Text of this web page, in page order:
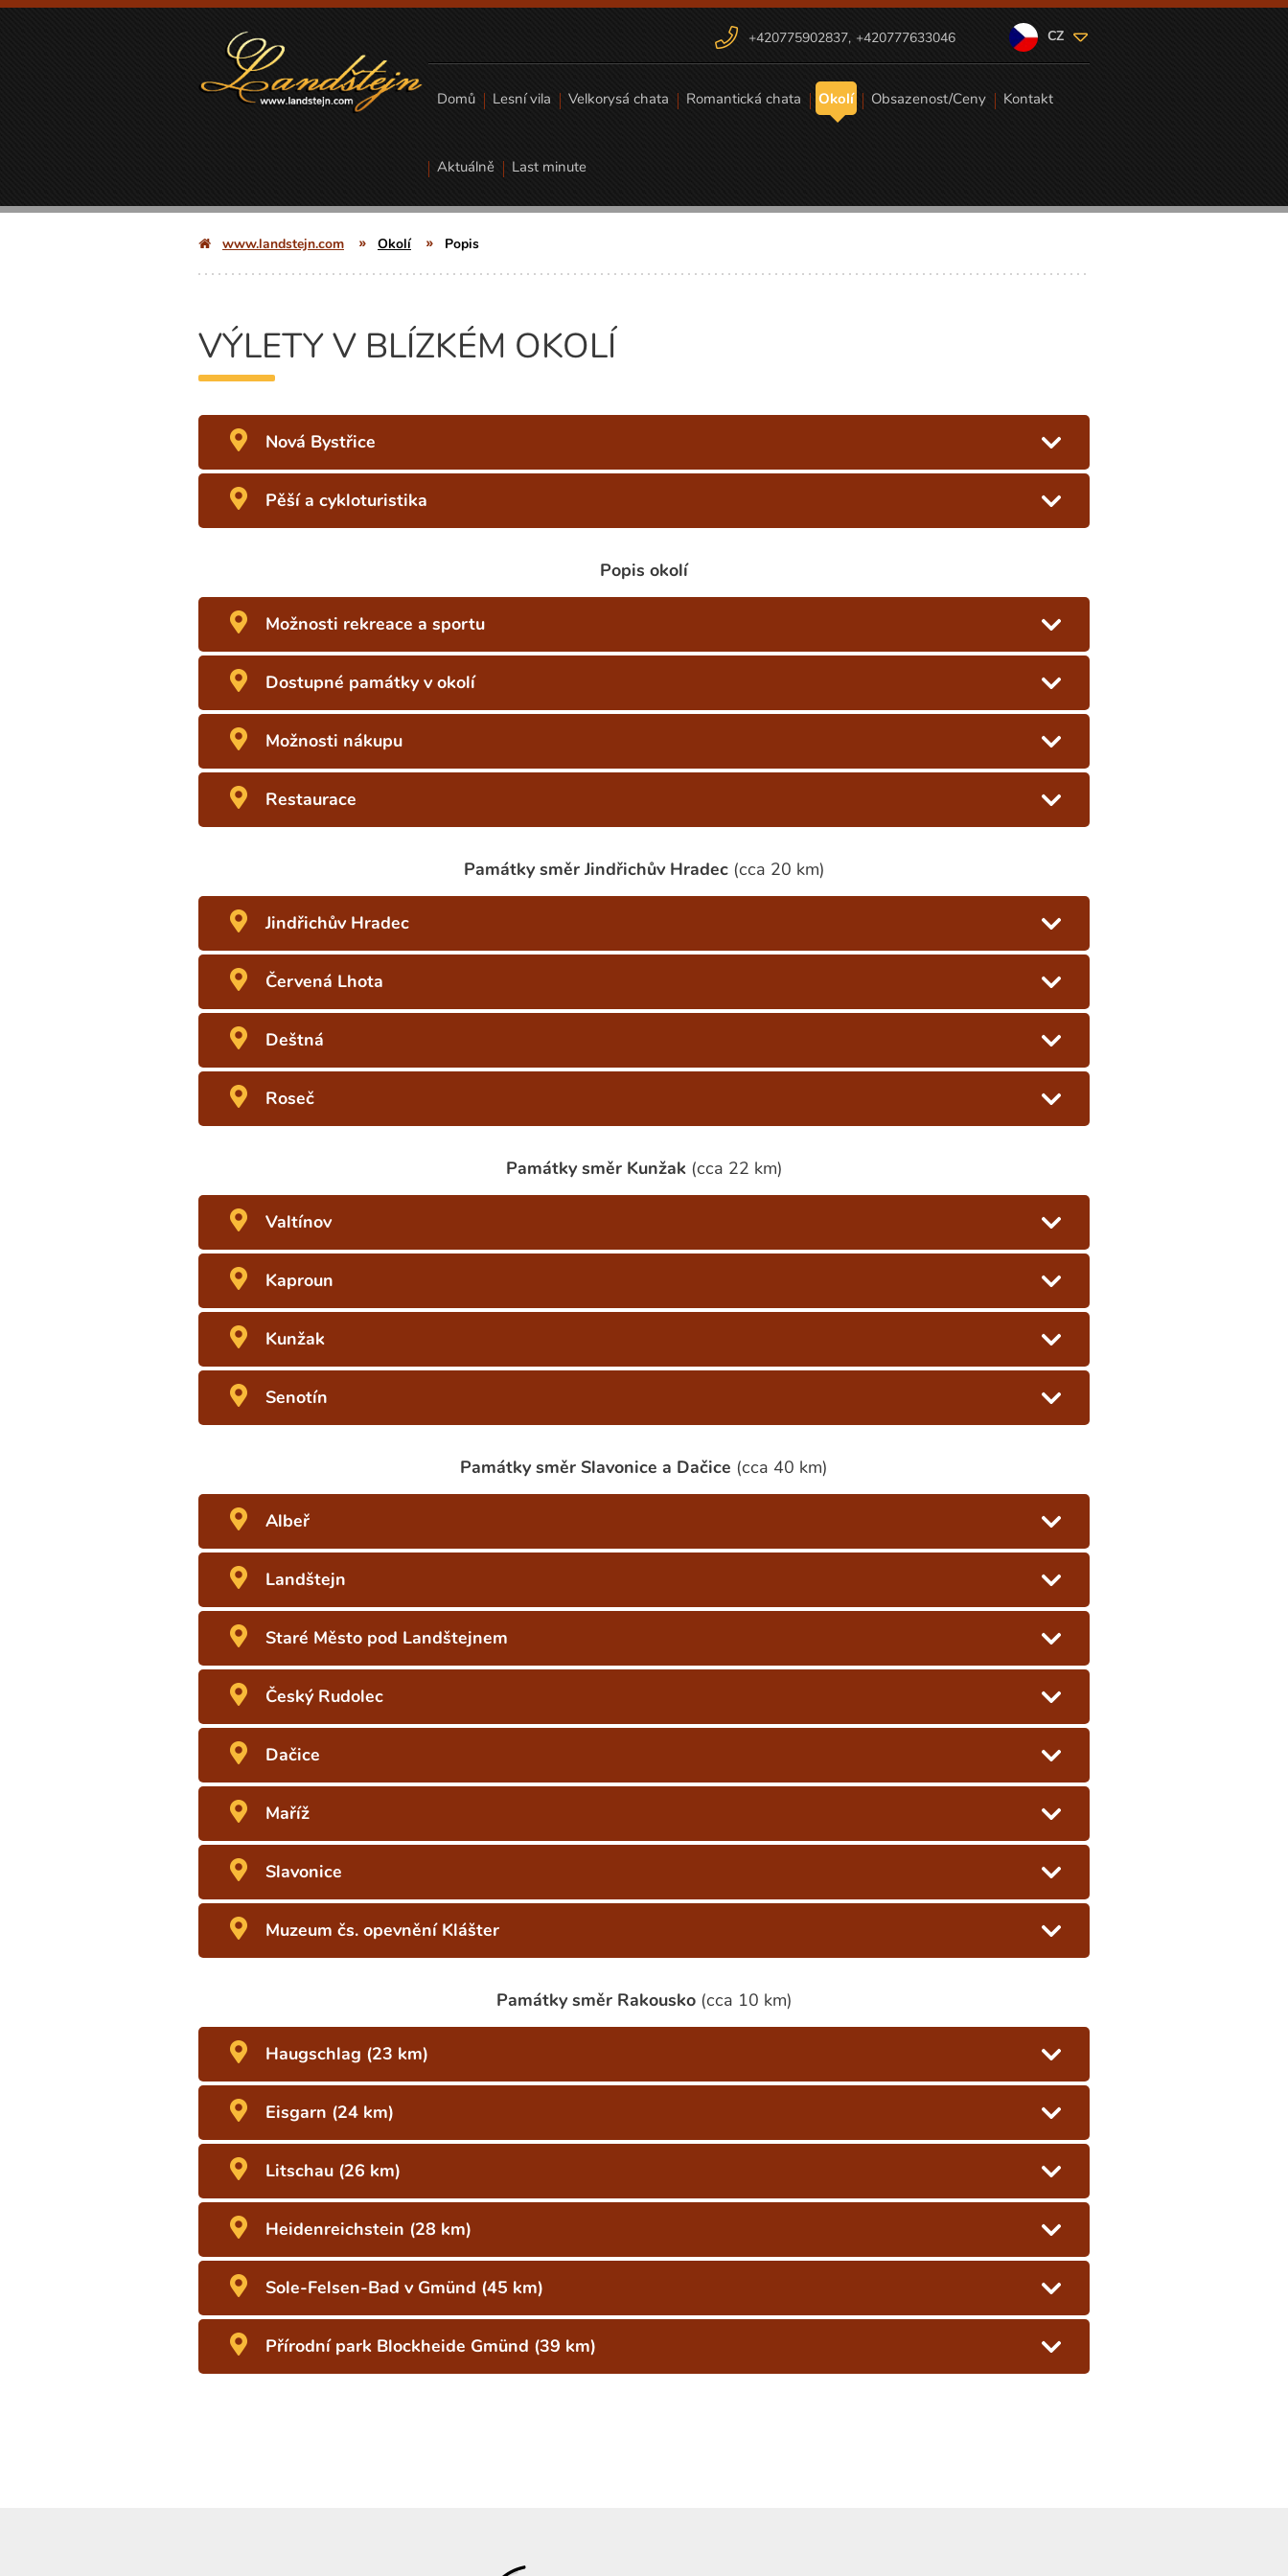
+420775902837, +420777633046 CZ
Domů Lesní vila Velkorysá chata Romantická chata Okolí Obsazenost/Ceny Kontakt
Aktuálně Last minute
www.landstejn.com Okolí Popis
VÝLETY V BLÍZKÉM OKOLÍ
Nová Bystřice
Pěší a cykloturistika
Popis okolí
Možnosti rekreace a sportu
Dostupné památky v okolí
Možnosti nákupu
Restaurace
Památky směr Jindřichův Hradec(cca 20 km)
Jindřichův Hradec
Červená Lhota
Deštná
Roseč
Památky směr Kunžak(cca 22 km)
Valtínov
Kaproun
Kunžak
Senotín
Památky směr Slavonice a Dačice (cca 40 km)
Albeř
Landštejn
Staré Město pod Landštejnem
Český Rudolec
Dačice
Maříž
Slavonice
Muzeum čs. opevnění Klášter
Památky směr Rakousko(cca 10 km)
Haugschlag (23 km)
Eisgarn (24 km)
Litschau (26 km)
Heidenreichstein (28 km)
Sole-Felsen-Bad v Gmünd (45 km)
Přírodní park Blockheide Gmünd (39 km)